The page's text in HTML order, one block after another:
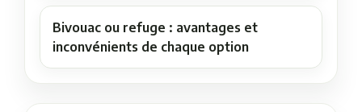
Bivouac ou refuge : avantages et
inconvénients de chaque option